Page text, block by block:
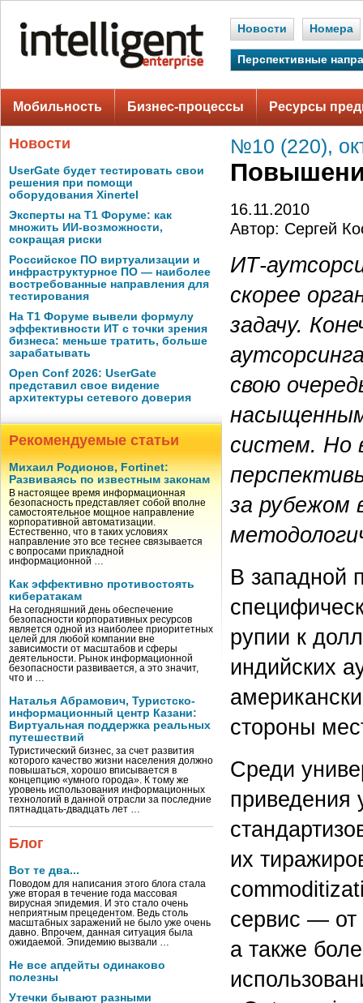
Новости Номера
Перспективные
Мобильность Бизнес-процессы Ресурсы
Новости
UserGate будет тестировать свои
решения при помощи
оборудования Xinertel
Эксперты на Т1 Форуме: как
множить ИИ-возможности,
сокращая риски
Российское ПО виртуализации и
инфраструктурное ПО — наиболее
востребованные направления для
тестирования
На Т1 Форуме вывели формулу
эффективности ИТ с точки зрения
бизнеса: меньше тратить, больше
зарабатывать
Open Conf 2026: UserGate
представил свое видение
архитектуры сетевого доверия
Рекомендуемые статьи
Михаил Родионов, Fortinet:
Развиваясь по известным законам
В настоящее время информационная
безопасность представляет собой вполне
самостоятельное мощное направление
корпоративной автоматизации.
Естественно, что в таких условиях
направление это все теснее связывается
с вопросами прикладной
информационной …
Как эффективно противостоять
кибератакам
На сегодняшний день обеспечение
безопасности корпоративных ресурсов
является одной из наиболее приоритетных
целей для любой компании вне
зависимости от масштабов и сферы
деятельности. Рынок информационной
безопасности развивается, а это значит,
что и …
Наталья Абрамович, Туристско-
информационный центр Казани:
Виртуальная поддержка реальных
путешествий
Туристический бизнес, за счет развития
которого качество жизни населения должно
повышаться, хорошо вписывается в
концепцию «умного города». К тому же
уровень использования информационных
технологий в данной отрасли за последние
пятнадцать-двадцать лет …
Блог
Вот те два...
Поводом для написания этого блога стала
уже вторая в течение года массовая
вирусная эпидемия. И это стало очень
неприятным прецедентом. Ведь столь
масштабных заражений не было уже очень
давно. Впрочем, данная ситуация была
ожидаемой. Эпидемию вызвали …
Не все апдейты одинаково
полезны
Утечки бывают разными
№10 (220),
16.11.2010
Автор: Сергей
ИТ-
скорее
задачу.
свою
систем. Но
за рубежом
В западной
рупии к
индийских
стороны
Среди
приведения
их
сервис — от
а также